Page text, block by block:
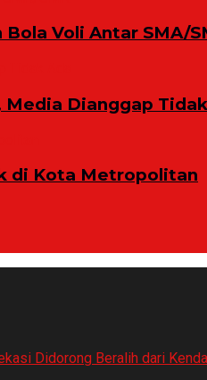
Voli Antar SMA/
Media Dianggap
di Kota Metropolitan